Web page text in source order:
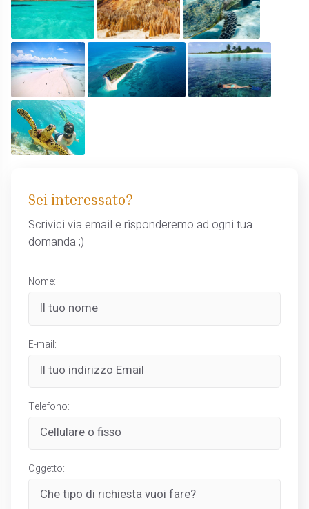
Sei interessato?
Scrivici via email e risponderemo ad ogni tua
domanda ;)
Nome:
E-mail:
Telefono:
Oggetto: